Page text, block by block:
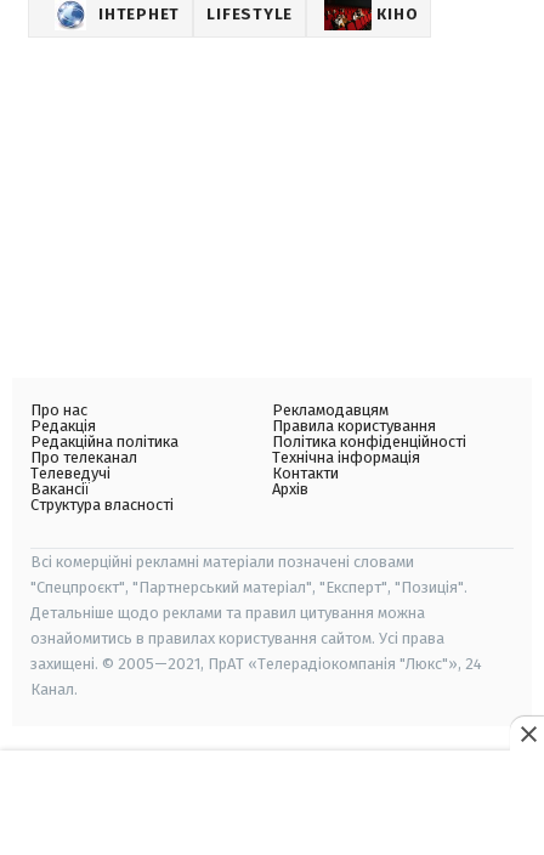
ІНТЕРНЕТ LIFESTYLE КІНО
Про нас
Редакція
Редакційна політика
Про телеканал
Телеведучі
Вакансії
Структура власності
Рекламодавцям
Правила користування
Політика конфіденційності
Технічна інформація
Контакти
Архів
Всі комерційні рекламні матеріали позначені словами
"Спецпроєкт", "Партнерський матеріал", "Експерт", "Позиція".
Детальніше щодо реклами та правил цитування можна
ознайомитись в правилах користування сайтом. Усі права
захищені. © 2005—2021, ПрАТ «Телерадіокомпанія "Люкс"», 24
Канал.